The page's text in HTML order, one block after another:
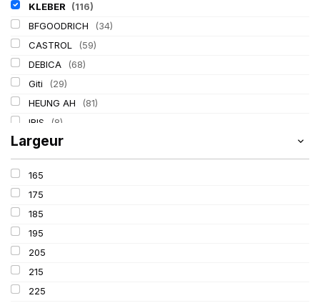
KLEBER
(116)
BFGOODRICH
(34)
CASTROL
(59)
DEBICA
(68)
Giti
(29)
HEUNG AH
(81)
IRIS
(8)
ITALMATIC
LASSA (174)
LING LONG
MICHELIN
MITAS
Mondolfo ferro
PIRELLI
PROMETEON
SCHRADER
Largeur
165
175
185
195
205
215
225